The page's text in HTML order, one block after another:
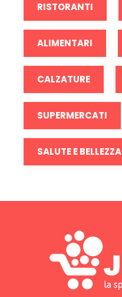
RISTORANTI
ALIMENTARI
CALZATURE
SUPERMERCATI
SALUTE E BELLEZZA